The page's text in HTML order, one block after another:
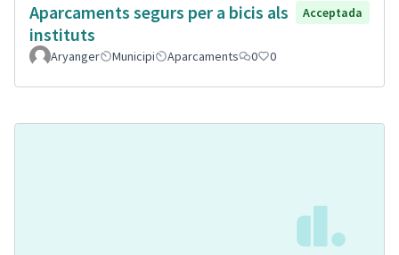
Aparcaments segurs per a bicis als
instituts
Acceptada
Aryanger Municipi Aparcaments 0 0